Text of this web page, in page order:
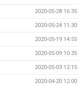
2020-05-28 16:35
2020-05-24 11:30
2020-05-19 14:55
2020-05-09 10:35
2020-05-03 12:15
2020-04-20 12:00